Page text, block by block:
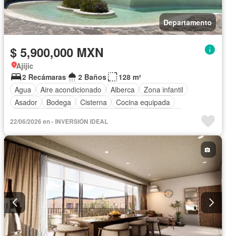
Departamento
$ 5,900,000 MXN
Ajijic
2 Recámaras
2 Baños
128 m²
Agua
Aire acondicionado Alberca
Zona infantil
Asador
Bodega Cisterna
Cocina equipada
Elevador
Estacionamiento
Recámara con closet
Vista panorámica
Zonas verdes
22/06/2026 en - INVERSIÓN IDEAL